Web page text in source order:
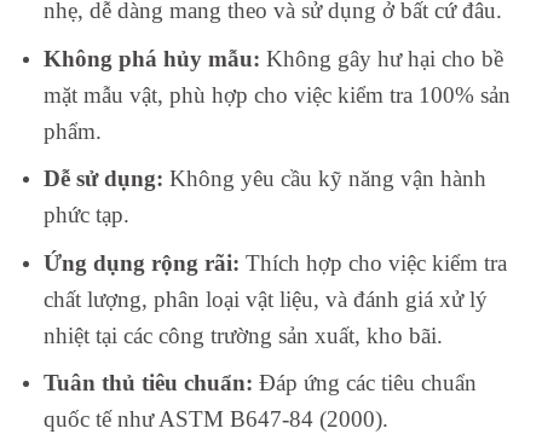
nhẹ, dễ dàng mang theo và sử dụng ở bất cứ đâu.
Không phá hủy mẫu: Không gây hư hại cho bề
mặt mẫu vật, phù hợp cho việc kiểm tra 100% sản
phẩm.
Dễ sử dụng: Không yêu cầu kỹ năng vận hành
phức tạp.
Ứng dụng rộng rãi: Thích hợp cho việc kiểm tra
chất lượng, phân loại vật liệu, và đánh giá xử lý
nhiệt tại các công trường sản xuất, kho bãi.
Tuân thủ tiêu chuẩn: Đáp ứng các tiêu chuẩn
quốc tế như ASTM B647-84 (2000).